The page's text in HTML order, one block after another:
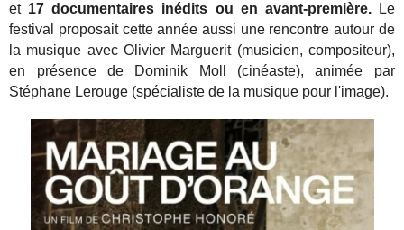
et 17 documentaires inédits ou en avant-première.Le
festival proposait cette année aussi une rencontre autour de
la musique avec Olivier Marguerit (musicien, compositeur),
en présence de Dominik Moll (cinéaste), animée par
Stéphane Lerouge (spécialiste de la musique pour l'image).